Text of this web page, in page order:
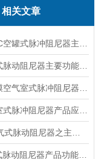
相关文章